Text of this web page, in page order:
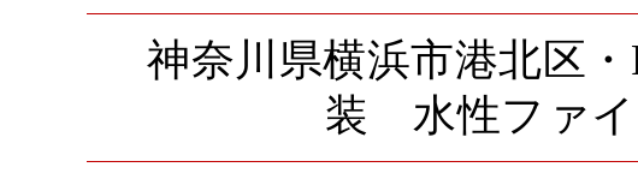
神奈川県横浜市港北区
装 水性ファイ